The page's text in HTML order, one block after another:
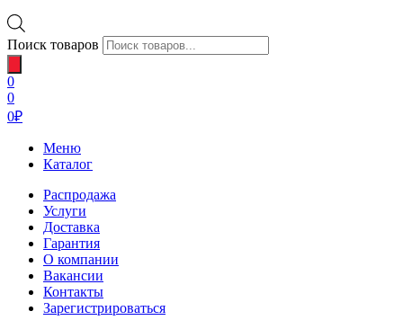
Поиск товаров
0
0
0₽
Меню
Каталог
Распродажа
Услуги
Доставка
Гарантия
О компании
Вакансии
Контакты
Зарегистрироваться